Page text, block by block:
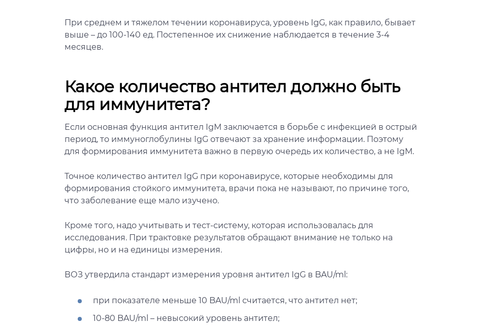
При среднем и тяжелом течении коронавируса, уровень IgG, как правило, бывает
выше – до 100-140 ед. Постепенное их снижение наблюдается в течение 3-4
месяцев.
Какое количество антител должно быть
для иммунитета?
Если основная функция антител IgM заключается в борьбе с инфекцией в острый
период, то иммуноглобулины IgG отвечают за хранение информации. Поэтому
для формирования иммунитета важно в первую очередь их количество, а не IgM.
Точное количество антител IgG при коронавирусе, которые необходимы для
формирования стойкого иммунитета, врачи пока не называют, по причине того,
что заболевание еще мало изучено.
Кроме того, надо учитывать и тест-систему, которая использовалась для
исследования. При трактовке результатов обращают внимание не только на
цифры, но и на единицы измерения.
ВОЗ утвердила стандарт измерения уровня антител IgG в BAU/ml:
при показателе меньше 10 BAU/ml считается, что антител нет;
10-80 BAU/ml – невысокий уровень антител;